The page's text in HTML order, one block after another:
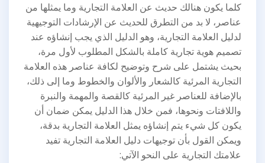
كلما يكون هنالك حديث عن العلامة التجارية وما يمثلها من
عناصر، لا بد من التطرق للحديث عن الإرشادات التوجيهية
لدليل العلامة التجارية، وهو الدليل الذي يجب إنشاؤه عند
تصميم هوية تجارية كاملة بالشكل المطلوب لأول مرة،
بحيث يشتمل على شرح وتوضيح لكافة عناصر هذه العلامة
التجارية المرئية كالشعار والألوان والخطوط وما إلى ذلك،
بالإضافة للعناصر غير المرئية كالقصة والمهمة والنبرة
واللافتات ونحوها، فمن خلال هذا الدليل يمكن ضمان أن
يكون كل شيء يتم إنشاؤه يمثل العلامة التجارية بدقة،
ويمكن القول بأن توجيهات دليل العلامة التجارية تفيد
علامتك التجارية على النحو الآتي: